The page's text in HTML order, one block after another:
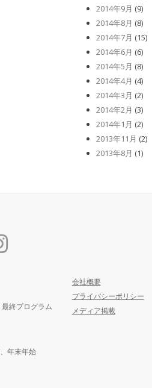
2014年9月 (9)
2014年8月 (8)
2014年7月 (15)
2014年6月 (6)
2014年5月 (8)
2014年4月 (4)
2014年3月 (2)
2014年2月 (3)
2014年1月 (2)
2013年11月 (2)
2013年8月 (1)
終プログラム
年末年始
会社概要
プライバシーポリシー
メディア掲載